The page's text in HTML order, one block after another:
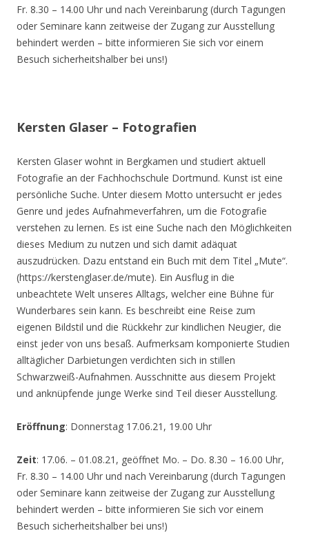
Fr. 8.30 – 14.00 Uhr und nach Vereinbarung (durch Tagungen
oder Seminare kann zeitweise der Zugang zur Ausstellung
behindert werden – bitte informieren Sie sich vor einem
Besuch sicherheitshalber bei uns!)
Kersten Glaser – Fotografien
Kersten Glaser wohnt in Bergkamen und studiert aktuell
Fotografie an der Fachhochschule Dortmund. Kunst ist eine
persönliche Suche. Unter diesem Motto untersucht er jedes
Genre und jedes Aufnahmeverfahren, um die Fotografie
verstehen zu lernen. Es ist eine Suche nach den Möglichkeiten
dieses Medium zu nutzen und sich damit adäquat
auszudrücken. Dazu entstand ein Buch mit dem Titel „Mute“.
(https://kerstenglaser.de/mute). Ein Ausflug in die
unbeachtete Welt unseres Alltags, welcher eine Bühne für
Wunderbares sein kann. Es beschreibt eine Reise zum
eigenen Bildstil und die Rückkehr zur kindlichen Neugier, die
einst jeder von uns besaß. Aufmerksam komponierte Studien
alltäglicher Darbietungen verdichten sich in stillen
Schwarzweiß-Aufnahmen. Ausschnitte aus diesem Projekt
und anknüpfende junge Werke sind Teil dieser Ausstellung.
Eröffnung: Donnerstag 17.06.21, 19.00 Uhr
Zeit: 17.06. – 01.08.21, geöffnet Mo. – Do. 8.30 – 16.00 Uhr,
Fr. 8.30 – 14.00 Uhr und nach Vereinbarung (durch Tagungen
oder Seminare kann zeitweise der Zugang zur Ausstellung
behindert werden – bitte informieren Sie sich vor einem
Besuch sicherheitshalber bei uns!)